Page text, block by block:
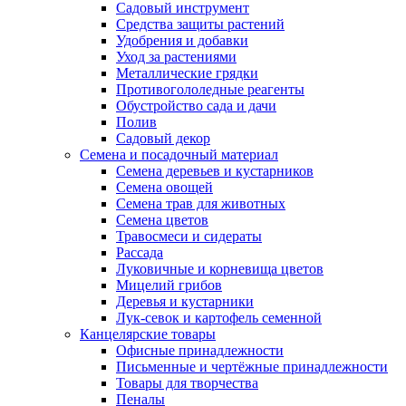
Садовый инструмент
Средства защиты растений
Удобрения и добавки
Уход за растениями
Металлические грядки
Противогололедные реагенты
Обустройство сада и дачи
Полив
Садовый декор
Семена и посадочный материал
Семена деревьев и кустарников
Семена овощей
Семена трав для животных
Семена цветов
Травосмеси и сидераты
Рассада
Луковичные и корневища цветов
Мицелий грибов
Деревья и кустарники
Лук-севок и картофель семенной
Канцелярские товары
Офисные принадлежности
Письменные и чертёжные принадлежности
Товары для творчества
Пеналы